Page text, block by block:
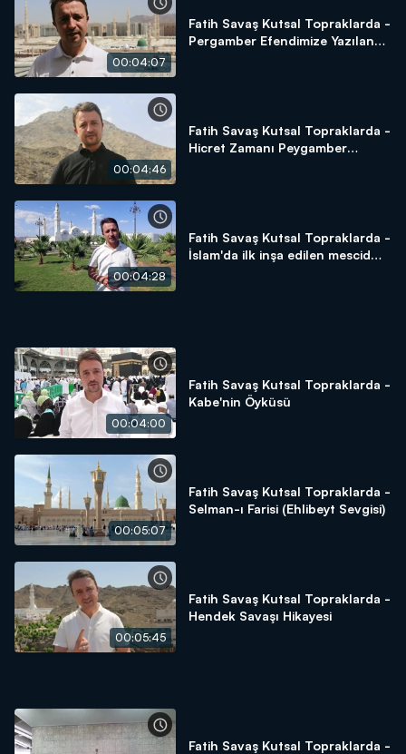
00:04:07
Fatih Savaş Kutsal Topraklarda -
Pergamber Efendimize Yazılan
00:04:46
Fatih Savaş Kutsal Topraklarda -
Hicret Zamanı Peygamber
00:04:28
Fatih Savaş Kutsal Topraklarda -
İslam'da ilk inşa edilen mescid
00:04:00
Fatih Savaş Kutsal Topraklarda -
Kabe'nin Öyküsü
00:05:07
Fatih Savaş Kutsal Topraklarda -
Selman-ı Farisi (Ehlibeyt Sevgisi)
00:05:45
Fatih Savaş Kutsal Topraklarda -
Hendek Savaşı Hikayesi
Fatih Savaş Kutsal Topraklarda -